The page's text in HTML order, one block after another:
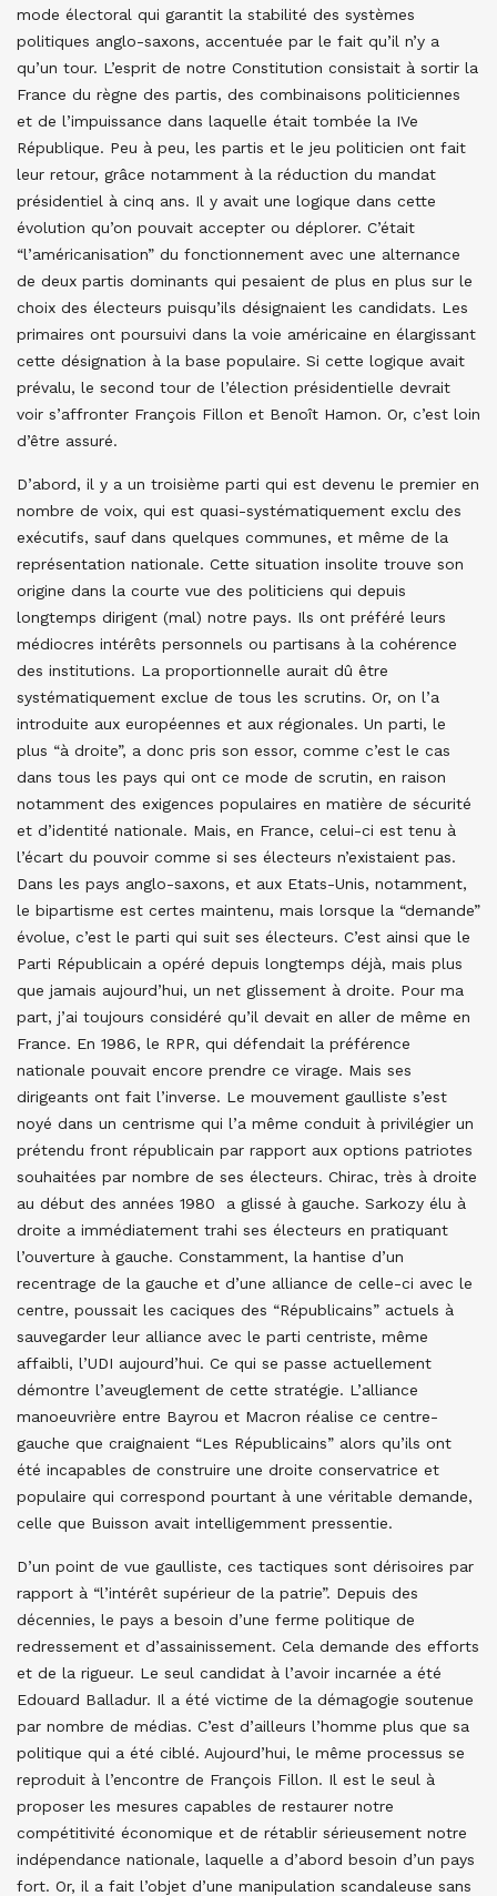
mode électoral qui garantit la stabilité des systèmes
politiques anglo-saxons, accentuée par le fait qu’il n’y a
qu’un tour. L’esprit de notre Constitution consistait à sortir la
France du règne des partis, des combinaisons politiciennes
et de l’impuissance dans laquelle était tombée la IVe
République. Peu à peu, les partis et le jeu politicien ont fait
leur retour, grâce notamment à la réduction du mandat
présidentiel à cinq ans. Il y avait une logique dans cette
évolution qu’on pouvait accepter ou déplorer. C’était
“l’américanisation” du fonctionnement avec une alternance
de deux partis dominants qui pesaient de plus en plus sur le
choix des électeurs puisqu’ils désignaient les candidats. Les
primaires ont poursuivi dans la voie américaine en élargissant
cette désignation à la base populaire. Si cette logique avait
prévalu, le second tour de l’élection présidentielle devrait
voir s’affronter François Fillon et Benoît Hamon. Or, c’est loin
d’être assuré.
D’abord, il y a un troisième parti qui est devenu le premier en
nombre de voix, qui est quasi-systématiquement exclu des
exécutifs, sauf dans quelques communes, et même de la
représentation nationale. Cette situation insolite trouve son
origine dans la courte vue des politiciens qui depuis
longtemps dirigent (mal) notre pays. Ils ont préféré leurs
médiocres intérêts personnels ou partisans à la cohérence
des institutions. La proportionnelle aurait dû être
systématiquement exclue de tous les scrutins. Or, on l’a
introduite aux européennes et aux régionales. Un parti, le
plus “à droite”, a donc pris son essor, comme c’est le cas
dans tous les pays qui ont ce mode de scrutin, en raison
notamment des exigences populaires en matière de sécurité
et d’identité nationale. Mais, en France, celui-ci est tenu à
l’écart du pouvoir comme si ses électeurs n’existaient pas.
Dans les pays anglo-saxons, et aux Etats-Unis, notamment,
le bipartisme est certes maintenu, mais lorsque la “demande”
évolue, c’est le parti qui suit ses électeurs. C’est ainsi que le
Parti Républicain a opéré depuis longtemps déjà, mais plus
que jamais aujourd’hui, un net glissement à droite. Pour ma
part, j’ai toujours considéré qu’il devait en aller de même en
France. En 1986, le RPR, qui défendait la préférence
nationale pouvait encore prendre ce virage. Mais ses
dirigeants ont fait l’inverse. Le mouvement gaulliste s’est
noyé dans un centrisme qui l’a même conduit à privilégier un
prétendu front républicain par rapport aux options patriotes
souhaitées par nombre de ses électeurs. Chirac, très à droite
au début des années 1980 a glissé à gauche. Sarkozy élu à
droite a immédiatement trahi ses électeurs en pratiquant
l’ouverture à gauche. Constamment, la hantise d’un
recentrage de la gauche et d’une alliance de celle-ci avec le
centre, poussait les caciques des “Républicains” actuels à
sauvegarder leur alliance avec le parti centriste, même
affaibli, l’UDI aujourd’hui. Ce qui se passe actuellement
démontre l’aveuglement de cette stratégie. L’alliance
manoeuvrière entre Bayrou et Macron réalise ce centre-
gauche que craignaient “Les Républicains” alors qu’ils ont
été incapables de construire une droite conservatrice et
populaire qui correspond pourtant à une véritable demande,
celle que Buisson avait intelligemment pressentie.
D’un point de vue gaulliste, ces tactiques sont dérisoires par
rapport à “l’intérêt supérieur de la patrie”. Depuis des
décennies, le pays a besoin d’une ferme politique de
redressement et d’assainissement. Cela demande des efforts
et de la rigueur. Le seul candidat à l’avoir incarnée a été
Edouard Balladur. Il a été victime de la démagogie soutenue
par nombre de médias. C’est d’ailleurs l’homme plus que sa
politique qui a été ciblé. Aujourd’hui, le même processus se
reproduit à l’encontre de François Fillon. Il est le seul à
proposer les mesures capables de restaurer notre
compétitivité économique et de rétablir sérieusement notre
indépendance nationale, laquelle a d’abord besoin d’un pays
fort. Or, il a fait l’objet d’une manipulation scandaleuse sans